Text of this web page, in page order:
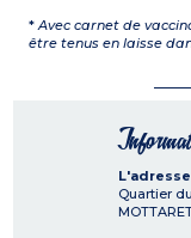
*Avec carnet de
être tenus en laisse
Quartier